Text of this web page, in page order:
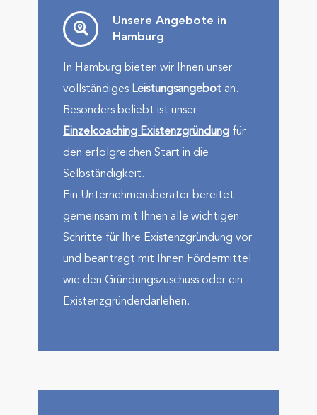
Unsere Angebote in
Hamburg
In Hamburg bieten wir Ihnen unser
voll­stän­diges Leistungs­angebot an.
Besonders beliebt ist unser
Einzelcoaching Existenz­gründung für
den erfolg­reichen Start in die
Selbständig­keit.
Ein Unternehmens­berater bereitet
gemeinsam mit Ihnen alle wichtigen
Schritte für Ihre Existenz­gründung vor
und beantragt mit Ihnen Förder­mittel
wie den Gründungs­zuschuss oder ein
Existenz­gründer­darlehen.